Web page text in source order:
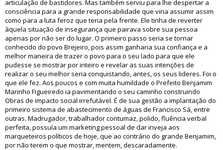
articulação de bastidores. Mas também serviu para lhe despertar a
consciência para a grande responsabilidade que viria assumir assim
como para a luta feroz que teria pela frente. Ele tinha de reverter
àquela situação de insegurança que pairava sobre sua pessoa
apenas por não ser do lugar. O primeiro passo seria se tornar
conhecido do povo Brejeiro, pois assim ganharia sua confiança e a
melhor maneira de trazer o povo para o seu lado para que ele
pudesse se mostrar por inteiro e revelar as suas intenções de
realizar o seu melhor seria conquistando, antes, os seus lideres. Foi o
que ele fez. Aos poucos e com muita humildade o Prefeito Benjamim
Marinho Figueiredo ia pavimentando o seu caminho construindo
Obras de impacto social irrefutável. É de sua gestão a implantação do
primeiro sistema de abastecimento de águas de Francisco Sá, entre
outras. Madrugador, trabalhador contumaz, polido, fluência verbal
perfeita, possuía um marketing pessoal de dar inveja aos
marqueteiros políticos de hoje, que ao contrário do grande Benjamim,
por não terem o que mostrar, mentem, descaradamente.